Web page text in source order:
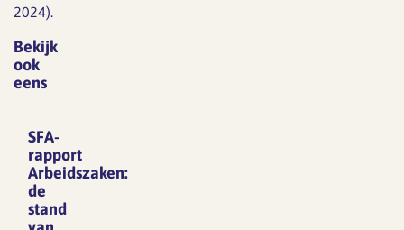
2024).
Bekijk
ook
eens
SFA-
rapport
Arbeidszaken:
de
stand